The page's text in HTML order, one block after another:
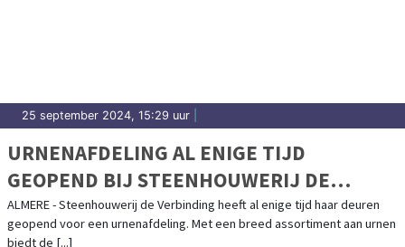
25 september 2024, 15:29 uur
URNENAFDELING AL ENIGE TIJD
GEOPEND BIJ STEENHOUWERIJ DE
VERBINDING
ALMERE - Steenhouwerij de Verbinding heeft al enige tijd haar deuren
geopend voor een urnenafdeling. Met een breed assortiment aan urnen
biedt de [...]